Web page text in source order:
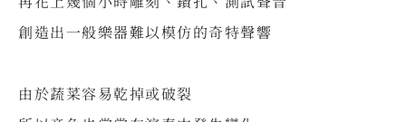
創造出一般樂器難以模仿的奇特聲響
由於蔬菜容易乾掉或破裂